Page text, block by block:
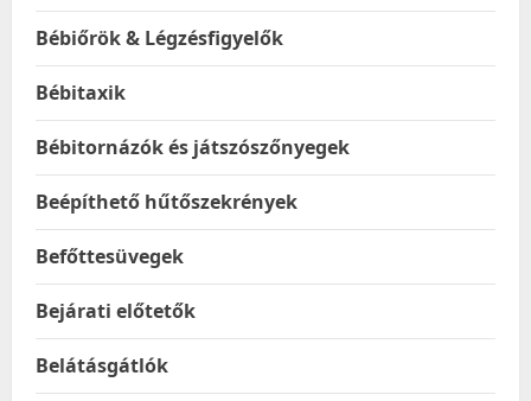
Bébiőrök & Légzésfigyelők
Bébitaxik
Bébitornázók és játszószőnyegek
Beépíthető hűtőszekrények
Befőttesüvegek
Bejárati előtetők
Belátásgátlók